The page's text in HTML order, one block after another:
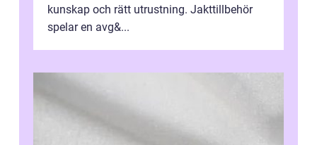
kunskap och rätt utrustning. Jakttillbehör
spelar en avg&...